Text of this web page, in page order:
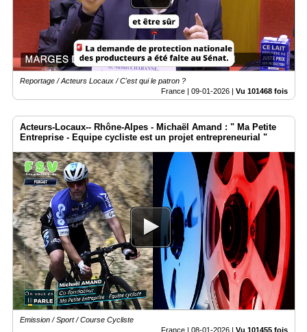
Reportage / Acteurs Locaux / C'est qui le patron ?
France | 09-01-2026 | Vu 101468 fois
Acteurs-Locaux-- Rhône-Alpes - Michaël Amand : " Ma Petite
Entreprise - Equipe cycliste est un projet entrepreneurial "
Emission / Sport / Course Cycliste
France | 08-01-2026 Vu 101455 fois